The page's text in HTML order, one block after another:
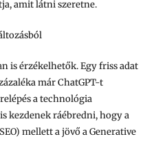
amit látni szeretne.
is érzékelhetők. Egy friss adat
már ChatGPT-t
a technológia
kezdenek ráébredni, hogy a
mellett a jövő a Generative